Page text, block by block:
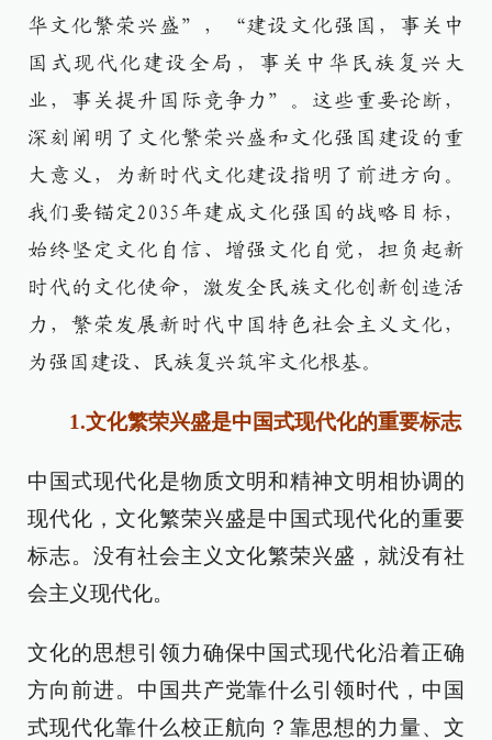
华文化繁荣兴盛”，“建设文化强国，事关中
国式现代化建设全局，事关中华民族复兴大
业，事关提升国际竞争力”。这些重要论断，
深刻阐明了文化繁荣兴盛和文化强国建设的重
大意义，为新时代文化建设指明了前进方向。
我们要锚定2035年建成文化强国的战略目标，
始终坚定文化自信、增强文化自觉，担负起新
时代的文化使命，激发全民族文化创新创造活
力，繁荣发展新时代中国特色社会主义文化，
为强国建设、民族复兴筑牢文化根基。
1.文化繁荣兴盛是中国式现代化的重要标志
中国式现代化是物质文明和精神文明相协调的
现代化，文化繁荣兴盛是中国式现代化的重要
标志。没有社会主义文化繁荣兴盛，就没有社
会主义现代化。
文化的思想引领力确保中国式现代化沿着正确
方向前进。中国共产党靠什么引领时代，中国
式现代化靠什么校正航向？靠思想的力量、文